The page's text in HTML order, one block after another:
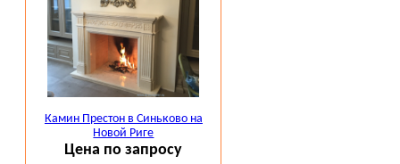
Камин Престон в Синьково на
Новой Риге
Цена по запросу